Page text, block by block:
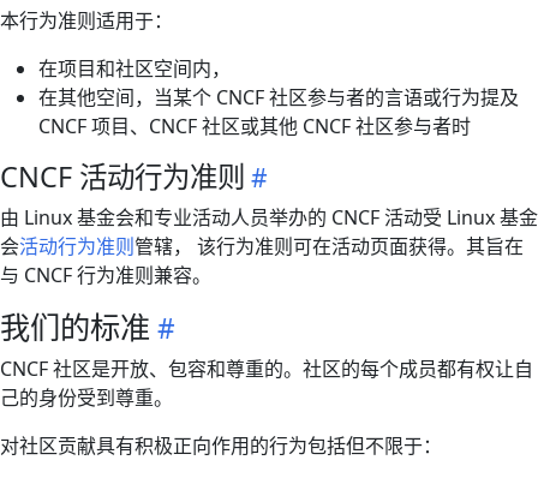
本行为准则适用于：
在项目和社区空间内，
在其他空间，当某个 CNCF 社区参与者的言语或行为提及
CNCF 项目、CNCF 社区或其他 CNCF 社区参与者时
CNCF 活动行为准则
由 Linux 基金会和专业活动人员举办的 CNCF 活动受 Linux 基金
会活动行为准则管辖， 该行为准则可在活动页面获得。其旨在
与 CNCF 行为准则兼容。
我们的标准
CNCF 社区是开放、包容和尊重的。社区的每个成员都有权让自
己的身份受到尊重。
对社区贡献具有积极正向作用的行为包括但不限于：